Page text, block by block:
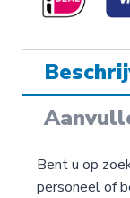
Bent u op
personeel of